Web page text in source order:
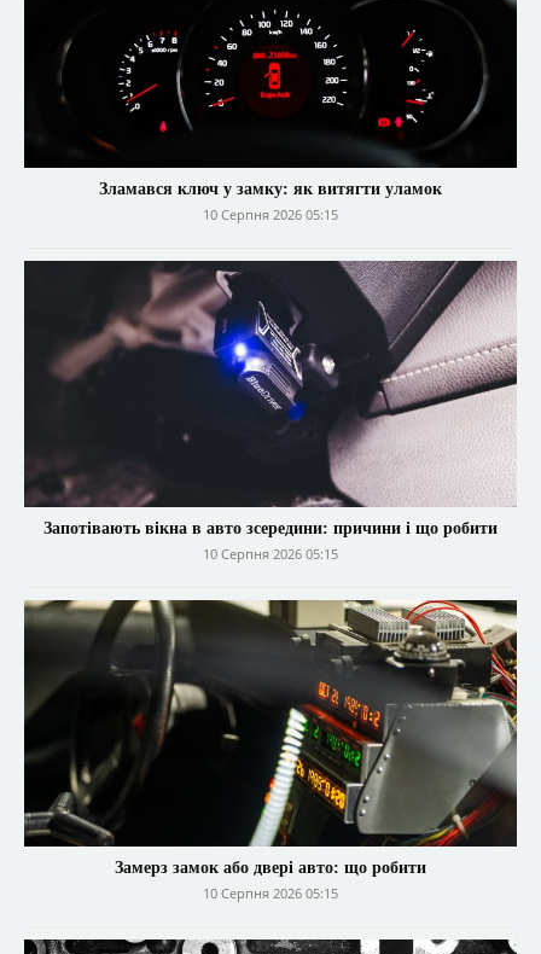
Зламався ключ у замку: як витягти уламок
10 Серпня 2026 05:15
Запотівають вікна в авто зсередини: причини і що робити
10 Серпня 2026 05:15
Замерз замок або двері авто: що робити
10 Серпня 2026 05:15